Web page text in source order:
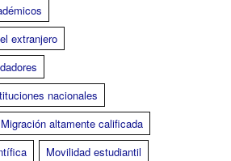
extranjero
nacionales
Migración altamente calificada
Movilidad estudiantil